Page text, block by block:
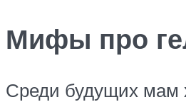
Мифы про
Среди будущих мам